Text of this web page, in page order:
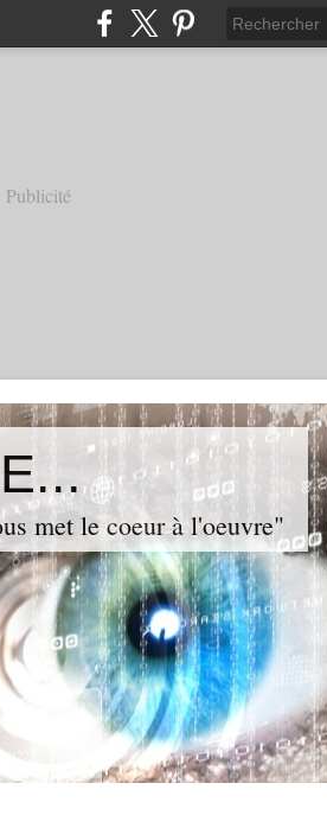
Publicité
met le coeur à l'oeuvre"